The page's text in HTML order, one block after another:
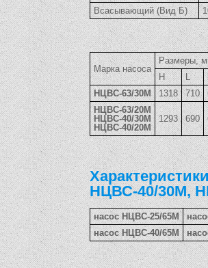
Всасывающий (Вид Б)
Марка насоса
Размеры,
Н
L
НЦВС-63/30М
1318 710
НЦВС-63/20М
НЦВС-40/30М
НЦВС-40/20М
1293 690
НЦВС-40/30М,
насос НЦВС-25/65М
насос НЦВС-40/65М